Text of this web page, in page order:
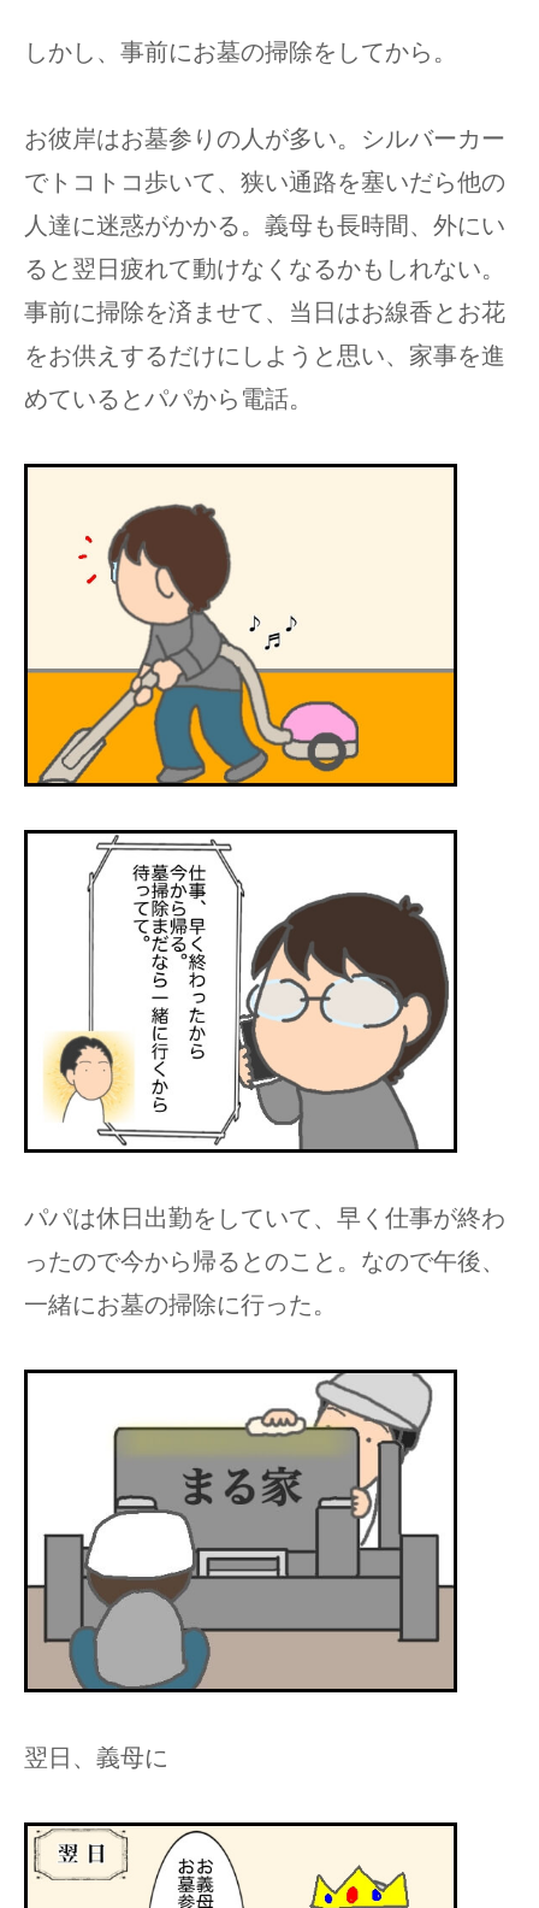
しかし、事前にお墓の掃除をしてから。
お彼岸はお墓参りの人が多い。シルバーカー
でトコトコ歩いて、狭い通路を塞いだら他の
人達に迷惑がかかる。義母も長時間、外にい
ると翌日疲れて動けなくなるかもしれない。
事前に掃除を済ませて、当日はお線香とお花
をお供えするだけにしようと思い、家事を進
めているとパパから電話。
パパは休日出勤をしていて、早く仕事が終わ
ったので今から帰るとのこと。なので午後、
一緒にお墓の掃除に行った。
翌日、義母に